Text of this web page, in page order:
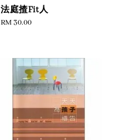
法庭揸Fit人
Regular
RM 30.00